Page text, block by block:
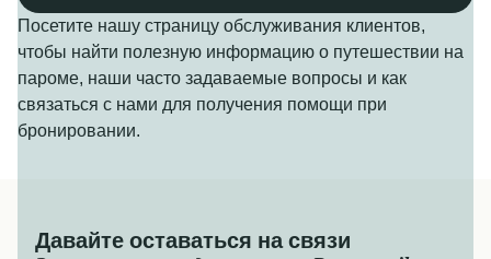
Посетите нашу страницу обслуживания клиентов,
чтобы найти полезную информацию о путешествии на
пароме, наши часто задаваемые вопросы и как
связаться с нами для получения помощи при
бронировании.
Давайте оставаться на связи